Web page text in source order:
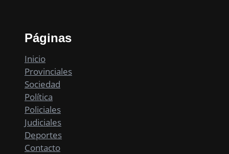
Páginas
Inicio
Provinciales
Sociedad
Política
Policiales
Judiciales
Deportes
Contacto